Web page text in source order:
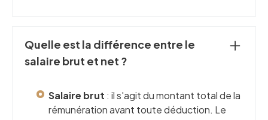
Quelle est la différence entre le
salaire brut et net ?
Salaire brut : il s'agit du montant total de la
rémunération avant toute déduction. Le